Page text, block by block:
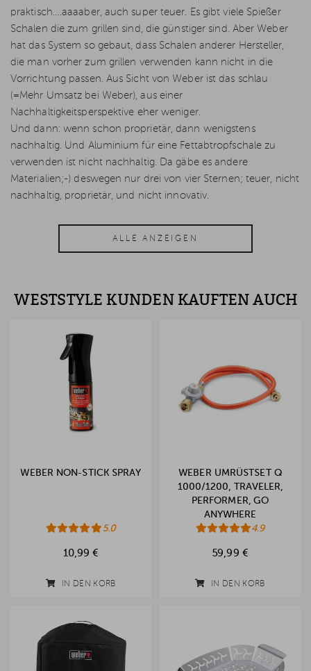
praktisch….aaaaber, auch super teuer. Es gibt viele Spießer
Schalen die zum grillen sind, die günstiger sind. Aber Weber
hat das System so gebaut, dass Schalen anderer Hersteller,
die man vorher zum grillen verwenden kann nicht in die
Vorrichtung passen. Aus Sicht von Weber ist das schlau
(=Mehr Umsatz bei Weber), aus einer
Nachhaltigkeitsperspektive eher weniger.
Und dann: wenn schon proprietär, dann wenigstens
nachhaltig. Und Aluminium für eine Fettabtropfschale zu
verwenden ist nicht nachhaltig. Da gäbe es andere
Materialien;-) deswegen nur drei von vier Sternen; teuer, nicht
nachhaltig, proprietär, und nicht innovativ.
ALLE ANZEIGEN
WESTSTYLE KUNDEN KAUFTEN AUCH
WEBER NON-STICK SPRAY
5.0
10,99 €
IN DEN KORB
WEBER UMRÜSTSET Q
1000/1200, TRAVELER,
PERFORMER, GO
ANYWHERE
4.9
59,99 €
IN DEN KORB